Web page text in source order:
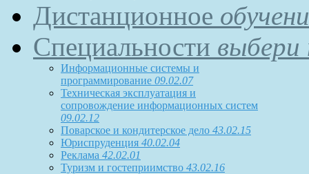
Дистанционное
Специальности выбери
Информационные системы и
программирование 09.02.07
Техническая эксплуатация и
сопровождение информационных систем
09.02.12
Поварское и кондитерское дело 43.02.15
Юриспруденция 40.02.04
Реклама 42.02.01
Туризм и гостеприимство 43.02.16